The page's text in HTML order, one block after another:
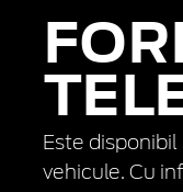
Este
vehicule. Cu